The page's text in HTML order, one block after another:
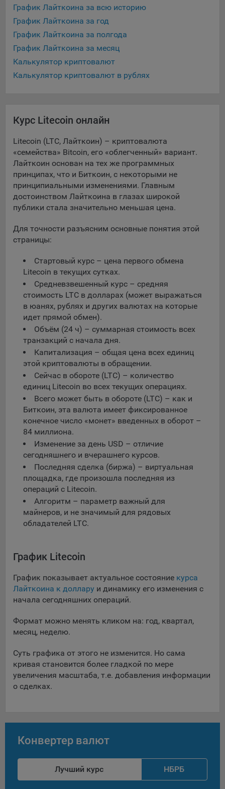
используется для обеспечения корректной работы сайта.
данной цели:
компанией, согласно договора аренды ООО «Рэкун
технолоджи», 220069 г. Минск, пр-т Дзержинского, д.3Б,
принимать меры по совершенствованию работы
Сайта, исходя из предпочтений пользователя, а также
осуществлять подбор рекламы, иных рекламных
материалов по наиболее актуальному, подходящему
назначению для каждого конкретного пользователя.
Компании, которым мы поручаем обработку данных для
Яндекса рекламная сеть (Yandex Mobile Ads, ADFOX) -
сервис показа контекстной рекламы. Адрес: Yandex
Google Ads - сервис показа контекстной рекламы,
предоставляемый компанией Google Ireland Ltd, Gordon
House Barrow Street Dublin 4, D04E5W5 Ireland.
Сохранить мои изменения
Сохранить по умолчанию
График Лайткоина за всю историю
График Лайткоина за год
График Лайткоина за полгода
График Лайткоина за месяц
Калькулятор криптовалют
Калькулятор криптовалют в рублях
Курс Litecoin онлайн
Litecoin (LTC, Лайткоин) – криптовалюта
«семейства» Bitcoin, его «облегченный» вариант.
Лайткоин основан на тех же программных
принципах, что и Биткоин, с некоторыми не
принципиальными изменениями. Главным
достоинством Лайткоина в глазах широкой
публики стала значительно меньшая цена.
Для точности разъясним основные понятия этой
страницы:
Стартовый курс – цена первого обмена
Litecoin в текущих сутках.
Средневзвешенный курс – средняя
стоимость LTC в долларах (может выражаться
в юанях, рублях и других валютах на которые
идет прямой обмен).
Объём (24 ч) – суммарная стоимость всех
транзакций с начала дня.
Капитализация – общая цена всех единиц
этой криптовалюты в обращении.
Сейчас в обороте (LTC) – количество
единиц Litecoin во всех текущих операциях.
Всего может быть в обороте (LTC) – как и
Биткоин, эта валюта имеет фиксированное
конечное число «монет» введенных в оборот –
84 миллиона.
Изменение за день USD – отличие
сегодняшнего и вчерашнего курсов.
Последняя сделка (биржа) – виртуальная
площадка, где произошла последняя из
операций с Litecoin.
Алгоритм – параметр важный для
майнеров, и не значимый для рядовых
обладателей LTC.
График Litecoin
График показывает актуальное состояние курса
Лайткоина к доллару и динамику его изменения с
начала сегодняшних операций.
Формат можно менять кликом на: год, квартал,
месяц, неделю.
Суть графика от этого не изменится. Но сама
кривая становится более гладкой по мере
увеличения масштаба, т.е. добавления информации
о сделках.
Конвертер валют
Лучший курс НБРБ